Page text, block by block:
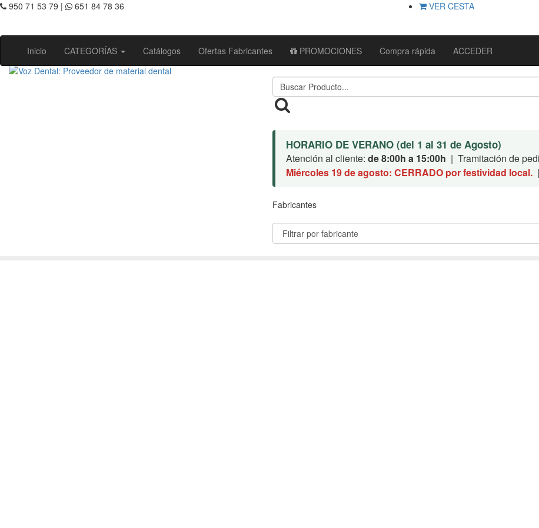
950 71 53 79 | 651 84 78 36 VER CESTA
Inicio CATEGORÍAS Catálogos Ofertas Fabricantes PROMOCIONES Compra rápida ACCEDER
HORARIO DE VERANO (del 1 al 31 de Agosto)
Atención al cliente: de 8:00h a 15:00h | Tramitación de
Miércoles 19 de agosto: CERRADO por festividad local. |
Fabricantes